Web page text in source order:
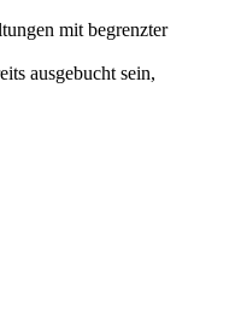
mit begrenzter
ausgebucht sein,